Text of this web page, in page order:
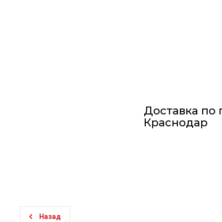
Доставка по
Краснодар
Назад